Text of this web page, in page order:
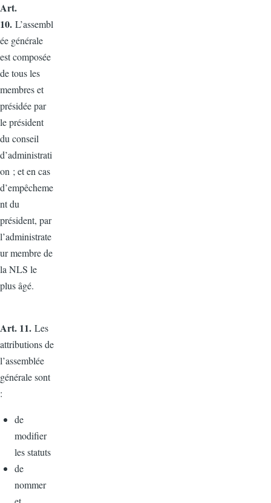
Art.
10. L’assembl
ée générale
est composée
de tous les
membres et
présidée par
le président
du conseil
d’administrati
on ; et en cas
d’empêcheme
nt du
président, par
l’administrate
ur membre de
la NLS le
plus âgé.
Art. 11. Les
attributions de
l’assemblée
générale sont
:
de
modifier
les statuts
de
nommer